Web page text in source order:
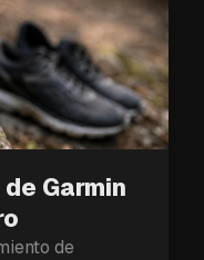
Garmin
de